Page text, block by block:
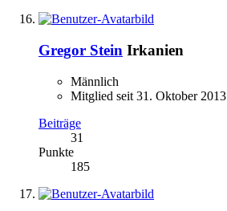
Gregor Stein Irkanien
Männlich
Mitglied seit 31. Oktober 2013
Beiträge
31
Punkte
185